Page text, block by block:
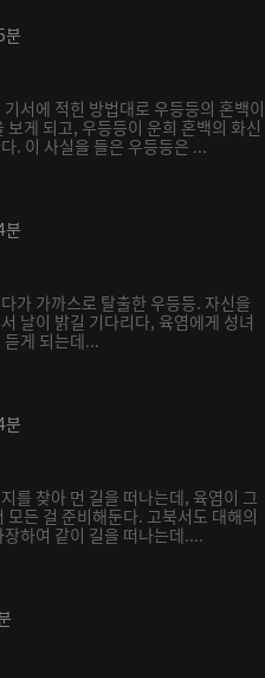
분
서에 적힌 방법대로 우등등의 혼백이
보게 되고, 우등등이 운희 혼백의 화신
. 이 사실을 들은 우등등은 ...
분
가 가까스로 탈출한 우등등. 자신을
날이 밝길 기다리다, 육염에게 성녀
게 되는데...
분
를 찾아 먼 길을 떠나는데, 육염이 그
모든 걸 준비해둔다. 고북서도 대해의
하여 같이 길을 떠나는데....